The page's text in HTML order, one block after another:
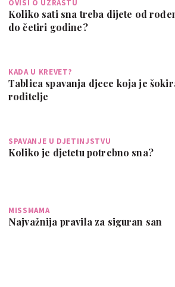
OVISI O UZRASTU
Koliko sati sna treba dijete od
do četiri godine?
KADA U KREVET?
Tablica spavanja djece koja je
roditelje
SPAVANJE U DJETINJSTVU
Koliko je djetetu potrebno sna?
MISSMAMA
Najvažnija pravila za siguran san